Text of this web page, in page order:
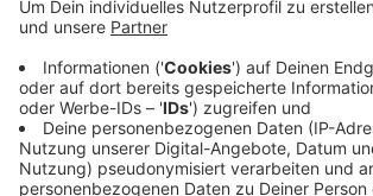
Die Zentrale Notaufnahme wurde
und nach Angaben von Helios an die
einer modernen Notfallversorgung
jetzt fünf Behandlungsräume und einen
Hinzu kommen ein Bereich mit vier
Triage-Raum und ein Gipsraum. Auch der
Wartebereich wurde neu gestaltet. Für